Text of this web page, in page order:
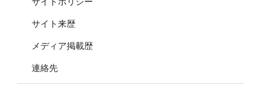
サイト来歴
メディア掲載歴
連絡先